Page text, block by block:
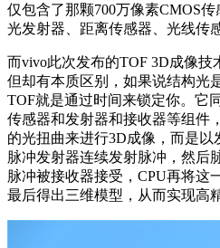
仅包含了那颗700万像素CMOS
光发射器、距离传感器、光线传
而vivo此次发布的TOF 3D成像技
但却有本质区别，如果说结构光
TOF就是通过时间来锁定你。它
传感器和发射器和接收器等组件
的光扭曲来进行3D成像，而是
脉冲发射器连续发射脉冲，然后
脉冲被接收器接受，CPU再将这
最后得出三维模型，从而实现高